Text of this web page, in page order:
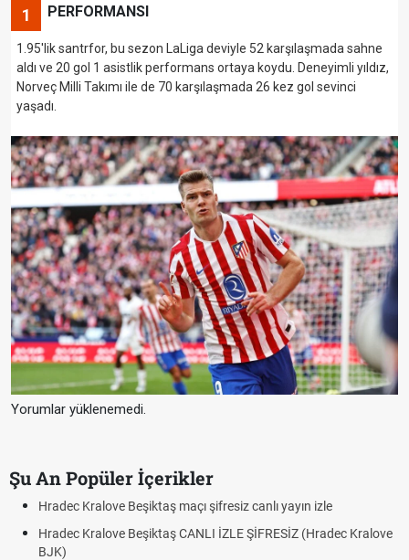
1 PERFORMANSI
1.95'lik santrfor, bu sezon LaLiga deviyle 52 karşılaşmada sahne
aldı ve 20 gol 1 asistlik performans ortaya koydu. Deneyimli yıldız,
Norveç Milli Takımı ile de 70 karşılaşmada 26 kez gol sevinci
yaşadı.
Yorumlar yüklenemedi.
Şu An Popüler İçerikler
Hradec Kralove - Beşiktaş maçı şifresiz izle canlı tv100 linki
Hradec Kralove Beşiktaş maçı şifresiz tv100 izle, Hradec Kralove
BJK link